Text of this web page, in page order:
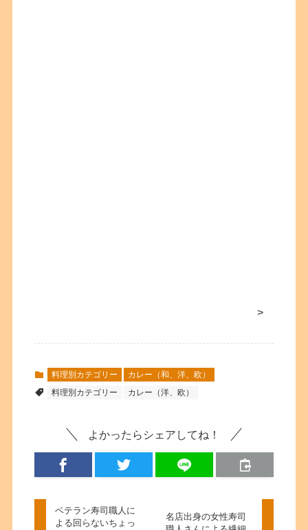
>
料理別カテゴリー
カレー（和、洋、欧）
料理別カテゴリー
カレー（洋、欧）
よかったらシェアしてね！
ベテラン寿司職人に
よる回らないちょっ
名店出身の女性寿司